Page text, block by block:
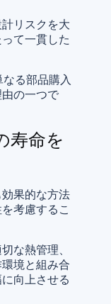
リスクを大
て一貫した
る部品購入
の一つで
寿命を
果的な方法
考慮するこ
な熱管理、
境と組み合
向上させる